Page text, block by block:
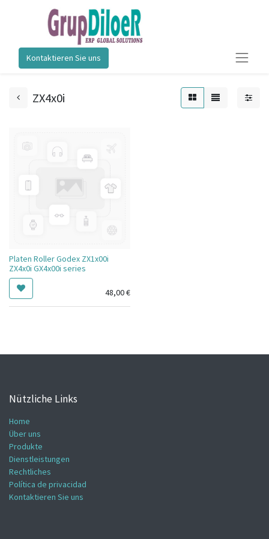
Kontaktieren Sie uns
ZX4x0i
Platen Roller Godex ZX1x00i
ZX4x0i GX4x00i series
48,00€
Nützliche Links
Home
Über uns
Produkte
Dienstleistungen
Rechtliches
Política de privacidad
Kontaktieren Sie uns